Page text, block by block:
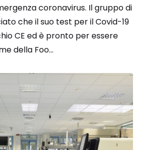
coronavirus. Il gruppo di
che il suo test per il Covid-19
CE ed è pronto per essere
della Foo...